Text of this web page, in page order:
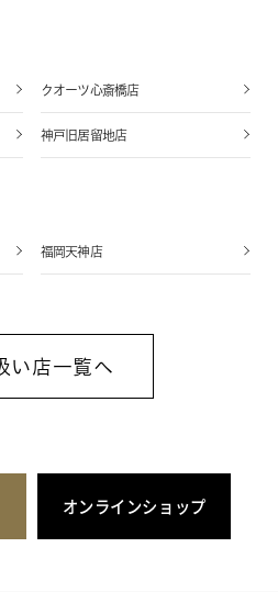
クオーツ心斎橋店
神戸旧居留地店
福岡天神店
い店一覧へ
オンラインショップ